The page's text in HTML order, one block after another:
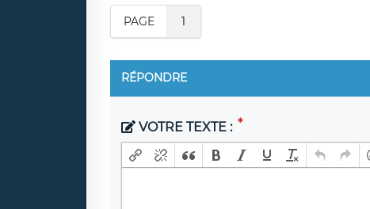
PAGE 1
RÉPONDRE
VOTRE TEXTE :